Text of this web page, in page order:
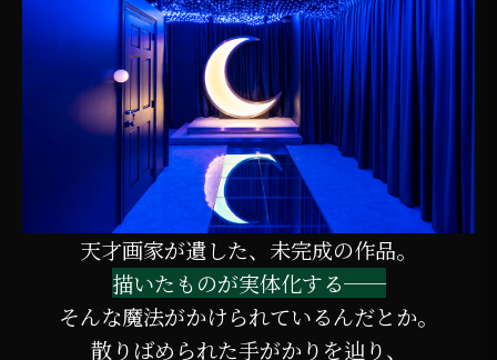
天才画家が遺した、未完成の作品。
描いたものが実体化する──
そんな魔法がかけられているんだとか。
散りばめられた手がかりを辿り、